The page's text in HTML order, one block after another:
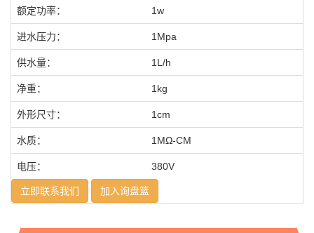
额定功率： 1w
进水压力： 1Mpa
供水量： 1L/h
净重： 1kg
外形尺寸： 1cm
水质： 1MΩ-CM
电压： 380V
立即联系我们 加入询盘篮